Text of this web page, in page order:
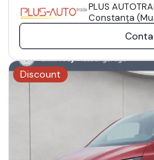
PLUS
Constanţa
Discount